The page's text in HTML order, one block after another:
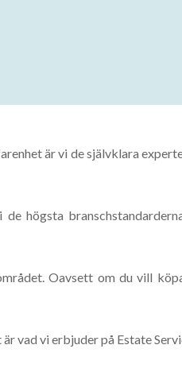
är vi de självklara
högsta
Oavsett om du vill
vad vi erbjuder på Estate